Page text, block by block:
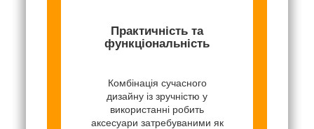
Практичність та
функціональність
Комбінація сучасного
дизайну із зручністю у
використанні робить
аксесуари затребуваними як